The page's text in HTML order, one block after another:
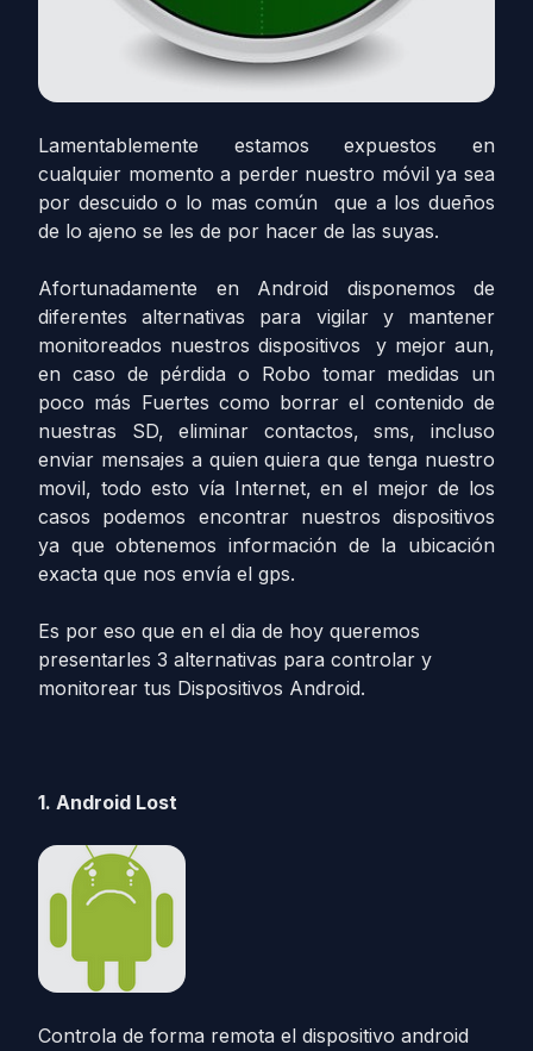
Lamentablemente estamos expuestos en
cualquier momento a perder nuestro móvil ya sea
por descuido o lo mas común que a los dueños
de lo ajeno se les de por hacer de las suyas.
Afortunadamente en Android disponemos de
diferentes alternativas para vigilar y mantener
monitoreados nuestros dispositivos y mejor aun,
en caso de pérdida o Robo tomar medidas un
poco más Fuertes como borrar el contenido de
nuestras SD, eliminar contactos, sms, incluso
enviar mensajes a quien quiera que tenga nuestro
movil, todo esto vía Internet, en el mejor de los
casos podemos encontrar nuestros dispositivos
ya que obtenemos información de la ubicación
exacta que nos envía el gps.
Es por eso que en el dia de hoy queremos
presentarles 3 alternativas para controlar y
monitorear tus Dispositivos Android.
1. Android Lost
Controla de forma remota el dispositivo android